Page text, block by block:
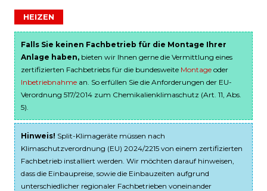
HEIZEN
Falls Sie keinen Fachbetrieb für die Montage Ihrer
Anlage haben, bieten wir Ihnen gerne die Vermittlung eines
zertifizierten Fachbetriebs für die bundesweite Montage oder
Inbetriebnahme an. So erfüllen Sie die Anforderungen der EU-
Verordnung 517/2014 zum Chemikalienklimaschutz (Art. 11, Abs.
5).
Hinweis! Split-Klimageräte müssen nach
Klimaschutzverordnung (EU) 2024/2215 von einem zertifizierten
Fachbetrieb installiert werden. Wir möchten darauf hinweisen,
dass die Einbaupreise, sowie die Einbauzeiten aufgrund
unterschiedlicher regionaler Fachbetrieben voneinander